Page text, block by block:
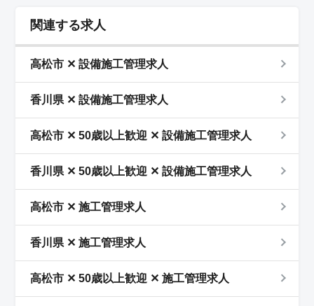
関連する求人
高松市 ✕ 設備施工管理求人
香川県 ✕ 設備施工管理求人
高松市 ✕ 50歳以上歓迎 ✕ 設備施工管理求人
香川県 ✕ 50歳以上歓迎 ✕ 設備施工管理求人
高松市 ✕ 施工管理求人
香川県 ✕ 施工管理求人
高松市 ✕ 50歳以上歓迎 ✕ 施工管理求人